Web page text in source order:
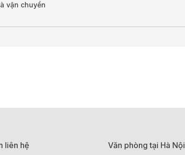
vận chuyển
liên hệ Văn phòng tại Hà Nội